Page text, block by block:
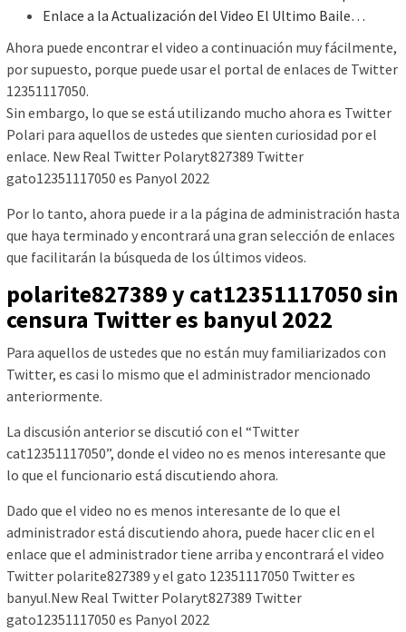
Enlace a la Actualización del Video El Ultimo Baile…
Ahora puede encontrar el video a continuación muy fácilmente,
por supuesto, porque puede usar el portal de enlaces de Twitter
12351117050.
Sin embargo, lo que se está utilizando mucho ahora es Twitter
Polari para aquellos de ustedes que sienten curiosidad por el
enlace. New Real Twitter Polaryt827389 Twitter
gato12351117050 es Panyol 2022
Por lo tanto, ahora puede ir a la página de administración hasta
que haya terminado y encontrará una gran selección de enlaces
que facilitarán la búsqueda de los últimos videos.
polarite827389 y cat12351117050 sin
censura Twitter es banyul 2022
Para aquellos de ustedes que no están muy familiarizados con
Twitter, es casi lo mismo que el administrador mencionado
anteriormente.
La discusión anterior se discutió con el “Twitter
cat12351117050”, donde el video no es menos interesante que
lo que el funcionario está discutiendo ahora.
Dado que el video no es menos interesante de lo que el
administrador está discutiendo ahora, puede hacer clic en el
enlace que el administrador tiene arriba y encontrará el video
Twitter polarite827389 y el gato 12351117050 Twitter es
banyul.New Real Twitter Polaryt827389 Twitter
gato12351117050 es Panyol 2022